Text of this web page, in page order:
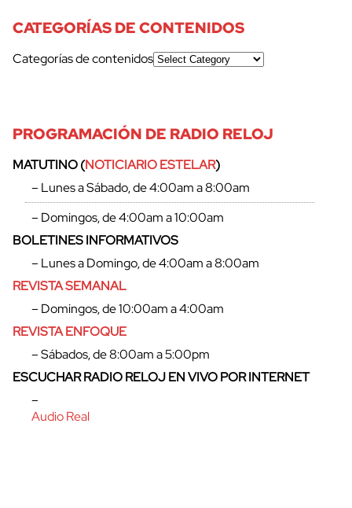
CATEGORÍAS DE CONTENIDOS
Categorías de contenidos
PROGRAMACIÓN DE RADIO RELOJ
MATUTINO (NOTICIARIO ESTELAR)
– Lunes a Sábado, de 4:00am a 8:00am
– Domingos, de 4:00am a 10:00am
BOLETINES INFORMATIVOS
– Lunes a Domingo, de 4:00am a 8:00am
REVISTA SEMANAL
– Domingos, de 10:00am a 4:00am
REVISTA ENFOQUE
– Sábados, de 8:00am a 5:00pm
ESCUCHAR RADIO RELOJ EN VIVO POR INTERNET
–
Audio Real